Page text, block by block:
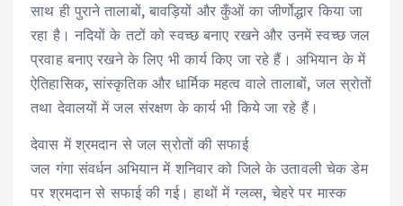
साथ ही पुराने तालाबों, बावड़ियों और कुँओं का जीर्णोद्धार किया जा
रहा है। नदियों के तटों को स्वच्छ बनाए रखने और उनमें स्वच्छ जल
प्रवाह बनाए रखने के लिए भी कार्य किए जा रहे हैं। अभियान के में
ऐतिहासिक, सांस्कृतिक और धार्मिक महत्व वाले तालाबों, जल स्रोतों
तथा देवालयों में जल संरक्षण के कार्य भी किये जा रहे हैं।
देवास में श्रमदान से जल स्रोतों की सफाई
जल गंगा संवर्धन अभियान में शनिवार को जिले के उतावली चेक डेम
पर श्रमदान से सफाई की गई। हाथों में ग्लव्स, चेहरे पर मास्क